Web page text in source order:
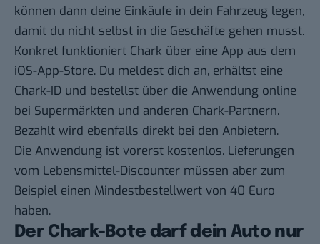
können dann deine Einkäufe in dein Fahrzeug legen,
damit du nicht selbst in die Geschäfte gehen musst.
Konkret funktioniert Chark über eine App aus dem
iOS-App-Store. Du meldest dich an, erhältst eine
Chark-ID und bestellst über die Anwendung online
bei Supermärkten und anderen Chark-Partnern.
Bezahlt wird ebenfalls direkt bei den Anbietern.
Die Anwendung ist vorerst kostenlos. Lieferungen
vom Lebensmittel-Discounter müssen aber zum
Beispiel einen Mindestbestellwert von 40 Euro
haben.
Der Chark-Bote darf dein Auto nur